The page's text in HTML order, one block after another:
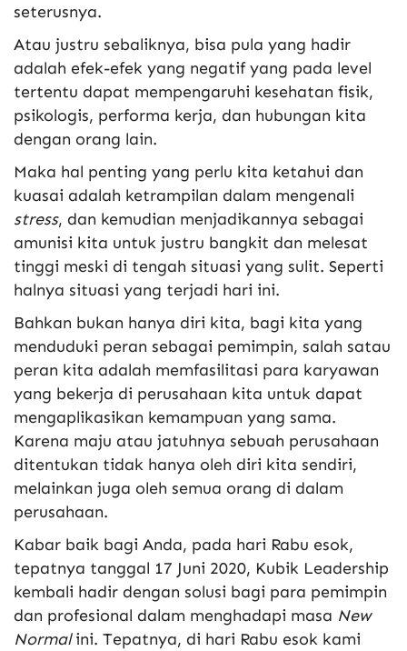
seterusnya.
Atau justru sebaliknya, bisa pula yang hadir
adalah efek-efek yang negatif yang pada level
tertentu dapat mempengaruhi kesehatan fisik,
psikologis, performa kerja, dan hubungan kita
dengan orang lain.
Maka hal penting yang perlu kita ketahui dan
kuasai adalah ketrampilan dalam mengenali
stress, dan kemudian menjadikannya sebagai
amunisi kita untuk justru bangkit dan melesat
tinggi meski di tengah situasi yang sulit. Seperti
halnya situasi yang terjadi hari ini.
Bahkan bukan hanya diri kita, bagi kita yang
menduduki peran sebagai pemimpin, salah satau
peran kita adalah memfasilitasi para karyawan
yang bekerja di perusahaan kita untuk dapat
mengaplikasikan kemampuan yang sama.
Karena maju atau jatuhnya sebuah perusahaan
ditentukan tidak hanya oleh diri kita sendiri,
melainkan juga oleh semua orang di dalam
perusahaan.
Kabar baik bagi Anda, pada hari Rabu esok,
tepatnya tanggal 17 Juni 2020, Kubik Leadership
kembali hadir dengan solusi bagi para pemimpin
dan profesional dalam menghadapi masa New
Normalini. Tepatnya, di hari Rabu esok kami